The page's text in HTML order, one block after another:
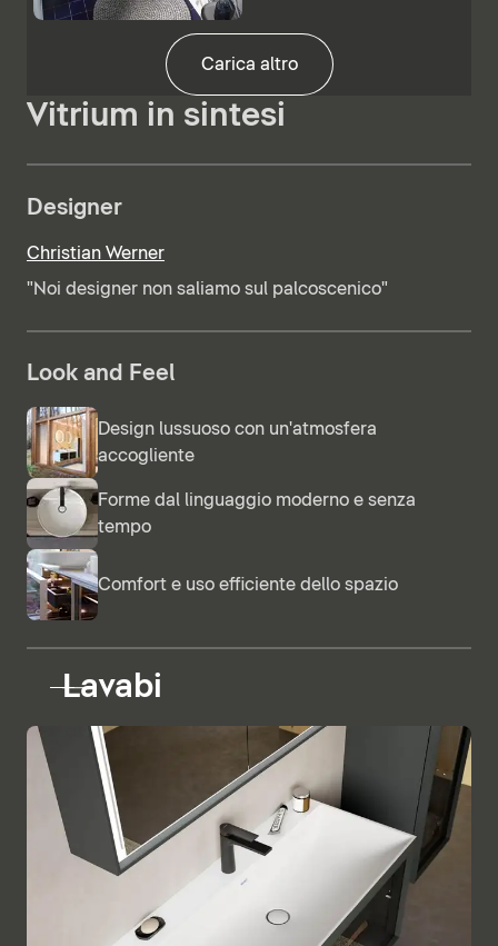
Carica altro
Vitrium in sintesi
Designer
Christian Werner
"Noi designer non saliamo sul palcoscenico"
Look and Feel
Design lussuoso con un'atmosfera
accogliente
Forme dal linguaggio moderno e senza
tempo
Comfort e uso efficiente dello spazio
Lavabi